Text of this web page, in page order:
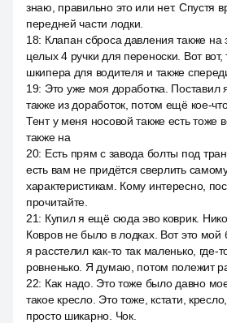
знаю, правильно это или нет. Спустя
передней части лодки.
18: Клапан сброса давления также на
целых 4 ручки для переноски. Вот вот,
шкипера для водителя и также
19: Это уже моя доработка. Поставил
также из доработок, потом ещё кое-
Тент у меня носовой также есть тоже
также на
20: Есть прям с завода болты под
есть вам не придётся сверлить
характеристикам. Кому интересно,
прочитайте.
21: Купил я ещё сюда эво коврик.
Ковров не было в лодках. Вот это мой
я расстелил как-то так маленько, где-
ровненько. Я думаю, потом полежит
22: Как надо. Это тоже было давно
такое кресло. Это тоже, кстати,
просто шикарно. Чок.